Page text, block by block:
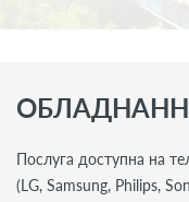
Послуга доступна на
(LG, Samsung, Philips,